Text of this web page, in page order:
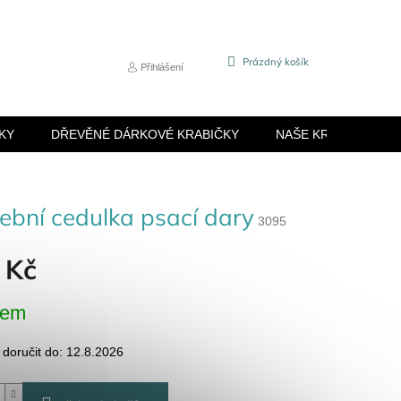
Přihlášení
NÁKUPNÍ
Prázdný košík
DŘEVĚNÉ DÁRKOVÉ KRABIČKY NAŠE KRABIČKY
cedulka psací dary 3095
do: 12.8.2026